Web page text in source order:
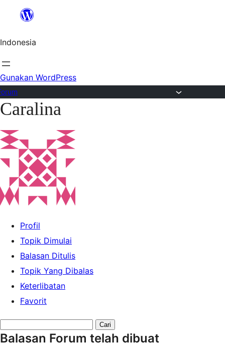
Lewat
konten
Indonesia
Gunakan WordPress
Lewati
konten
Caralina
Profil
Topik Dimulai
Balasan Ditulis
Topik Yang Dibalas
Keterlibatan
Favorit
replies:
Balasan Forum telah dibuat